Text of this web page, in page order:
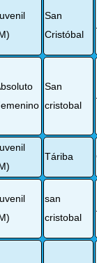
San
Cristóbal
San
cristobal
Táriba
san
cristobal